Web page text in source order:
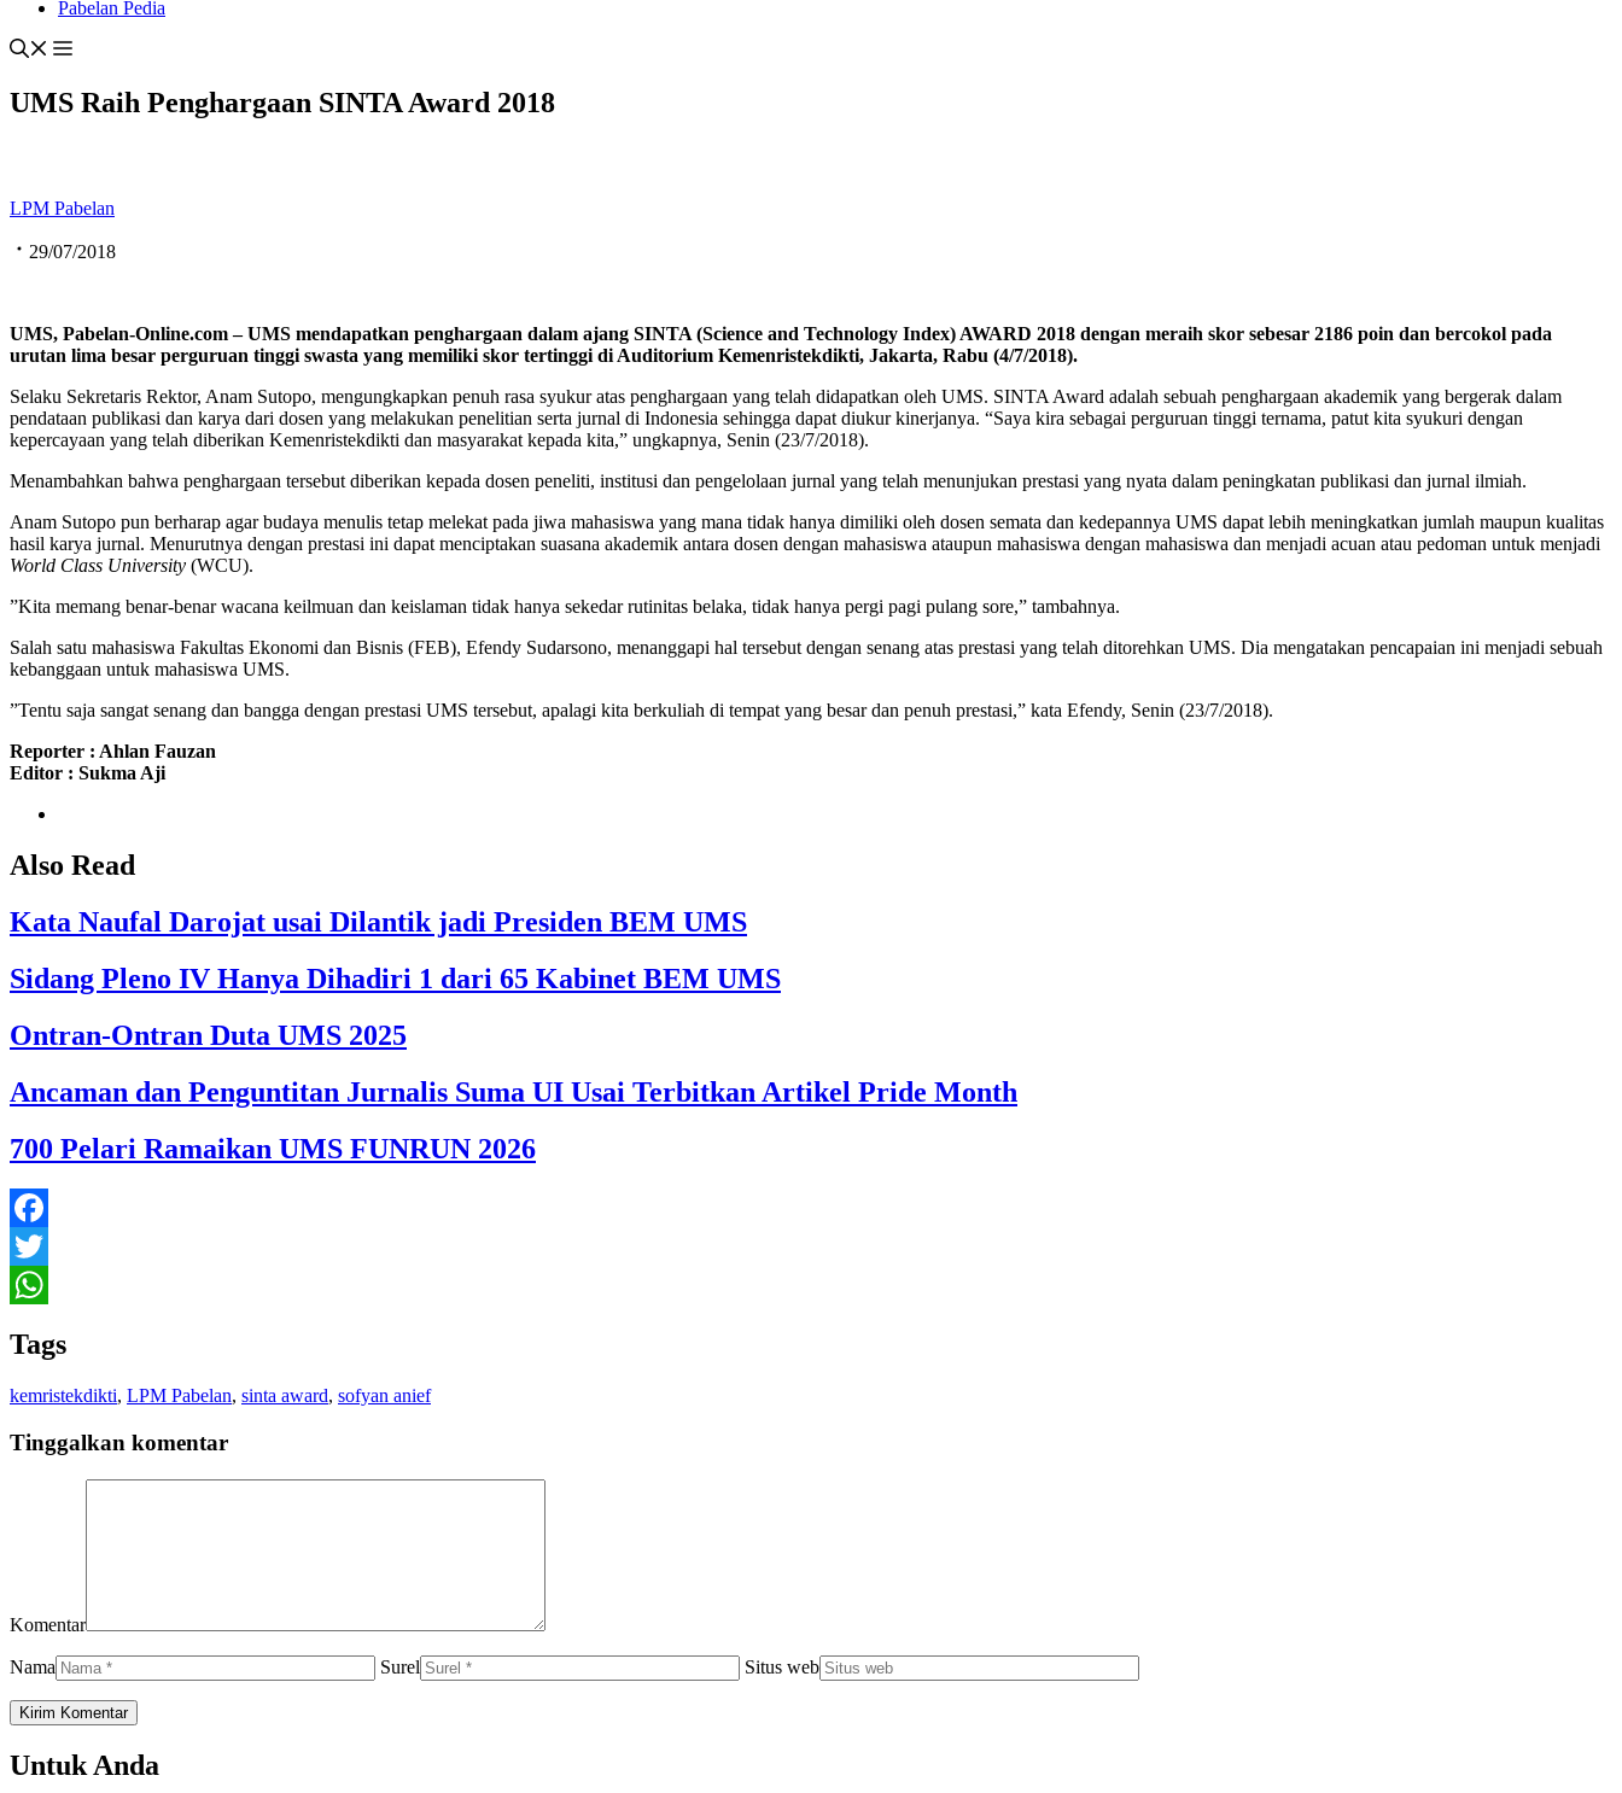
Pabelan Pedia
UMS Raih Penghargaan SINTA Award 2018
LPM Pabelan
29/07/2018
UMS, Pabelan-Online.com – UMS mendapatkan penghargaan dalam ajang SINTA (Science and Technology Index) AWARD 2018 dengan meraih skor sebesar 2186 poin dan bercokol pada
urutan lima besar perguruan tinggi swasta yang memiliki skor tertinggi di Auditorium Kemenristekdikti, Jakarta, Rabu (4/7/2018).
Selaku Sekretaris Rektor, Anam Sutopo, mengungkapkan penuh rasa syukur atas penghargaan yang telah didapatkan oleh UMS. SINTA Award adalah sebuah penghargaan akademik yang bergerak dalam
pendataan publikasi dan karya dari dosen yang melakukan penelitian serta jurnal di Indonesia sehingga dapat diukur kinerjanya. “Saya kira sebagai perguruan tinggi ternama, patut kita syukuri dengan
kepercayaan yang telah diberikan Kemenristekdikti dan masyarakat kepada kita,” ungkapnya, Senin (23/7/2018).
Menambahkan bahwa penghargaan tersebut diberikan kepada dosen peneliti, institusi dan pengelolaan jurnal yang telah menunjukan prestasi yang nyata dalam peningkatan publikasi dan jurnal ilmiah.
Anam Sutopo pun berharap agar budaya menulis tetap melekat pada jiwa mahasiswa yang mana tidak hanya dimiliki oleh dosen semata dan kedepannya UMS dapat lebih meningkatkan jumlah maupun kualitas
hasil karya jurnal. Menurutnya dengan prestasi ini dapat menciptakan suasana akademik antara dosen dengan mahasiswa ataupun mahasiswa dengan mahasiswa dan menjadi acuan atau pedoman untuk menjadi
World Class University (WCU).
”Kita memang benar-benar wacana keilmuan dan keislaman tidak hanya sekedar rutinitas belaka, tidak hanya pergi pagi pulang sore,” tambahnya.
Salah satu mahasiswa Fakultas Ekonomi dan Bisnis (FEB), Efendy Sudarsono, menanggapi hal tersebut dengan senang atas prestasi yang telah ditorehkan UMS. Dia mengatakan pencapaian ini menjadi sebuah
kebanggaan untuk mahasiswa UMS.
”Tentu saja sangat senang dan bangga dengan prestasi UMS tersebut, apalagi kita berkuliah di tempat yang besar dan penuh prestasi,” kata Efendy, Senin (23/7/2018).
Reporter : Ahlan Fauzan
Editor : Sukma Aji
Also Read
Kata Naufal Darojat usai Dilantik jadi Presiden BEM UMS
Sidang Pleno IV Hanya Dihadiri 1 dari 65 Kabinet BEM UMS
Ontran-Ontran Duta UMS 2025
Ancaman dan Penguntitan Jurnalis Suma UI Usai Terbitkan Artikel Pride Month
700 Pelari Ramaikan UMS FUNRUN 2026
Facebook
Twitter
Tags
kemristekdikti, LPM Pabelan, sinta award, sofyan anief
Tinggalkan komentar
Komentar
Nama Surel Situs web
Untuk Anda